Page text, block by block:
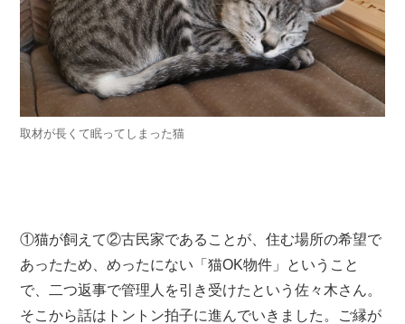
取材が長くて眠ってしまった猫
①猫が飼えて②古民家であることが、住む場所の希望で
あったため、めったにない「猫OK物件」ということ
で、二つ返事で管理人を引き受けたという佐々木さん。
そこから話はトントン拍子に進んでいきました。ご縁が